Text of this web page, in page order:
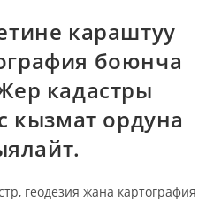
караштуу
боюнча
кадастры
кызмат ордуна
геодезия жана картография